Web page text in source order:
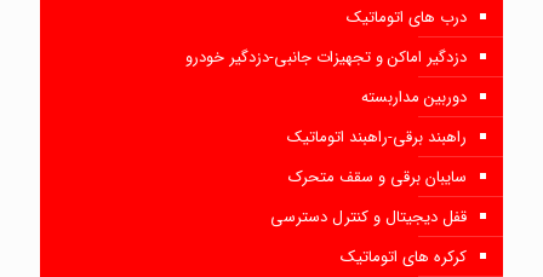
درب های اتوماتیک
دزدگیر اماکن و تجهیزات جانبی-دزدگیر خودرو
دوربین مداربسته
راهبند برقی-راهبند اتوماتیک
سایبان برقی و سقف متحرک
قفل دیجیتال و کنترل دسترسی
کرکره های اتوماتیک